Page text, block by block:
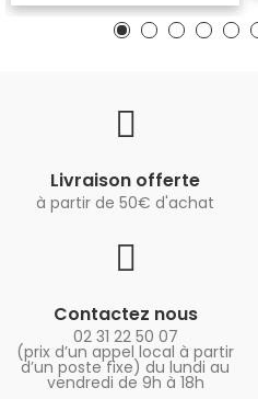
Livraison offerte
à partir de 50€ d'achat
Contactez nous
02 31 22 50 07
(prix d’un appel local à partir
d’un poste fixe) du lundi au
vendredi de 9h à 18h